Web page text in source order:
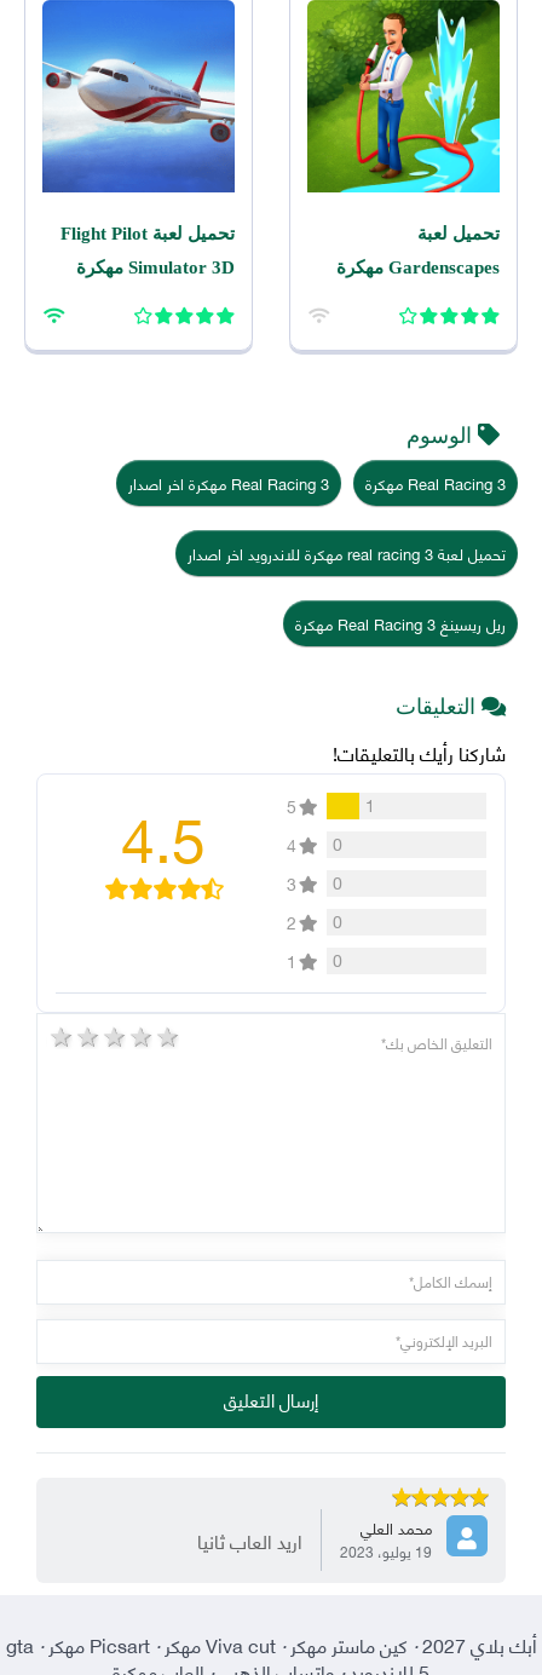
تحميل لعبة
Gardenscapes مهكرة
تحميل لعبة Flight Pilot
Simulator 3D مهكرة
الوسوم
Real Racing 3 مهكرة Real Racing 3 مهكرة اخر اصدار
تحميل لعبة real racing 3 مهكرة للاندرويد اخر اصدار
ريل ريسينغ Real Racing 3 مهكرة
التعليقات
شاركنا رأيك بالتعليقات!
1
5
0
4
0
3
0
2
0
1
4.5
5 stars 4 stars 3 stars 2 stars 1 star
إرسال التعليق
محمد العلي
19 يوليو، 2023 اريد العاب ثانيا
أبك بلاي 2027 · كين ماستر مهكر·Viva cut مهكر ·Picsart مهكر ·
gta